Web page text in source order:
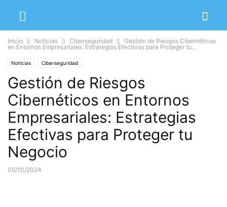
Inicio Noticias Ciberseguridad
Gestión de Riesgos Cibernéticos
en Entornos Empresariales: Estrategias Efectivas para Proteger tu...
Noticias Ciberseguridad
Gestión de Riesgos
Cibernéticos en Entornos
Empresariales: Estrategias
Efectivas para Proteger tu
Negocio
05/10/2024